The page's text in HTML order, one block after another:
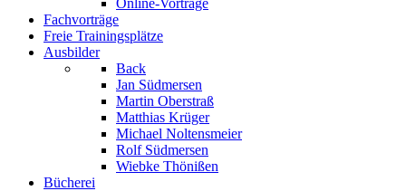
Online-Vorträge
Fachvorträge
Freie Trainingsplätze
Ausbilder
Back
Jan Südmersen
Martin Oberstraß
Matthias Krüger
Michael Noltensmeier
Rolf Südmersen
Wiebke Thönißen
Bücherei